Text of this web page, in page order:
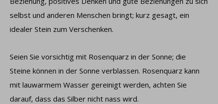
selbst und anderen Menschen bringt; kurz gesagt, ein
idealer Stein zum Verschenken.
Seien Sie vorsichtig mit Rosenquarz in der Sonne; die
Steine ​​können in der Sonne verblassen. Rosenquarz kann
mit lauwarmem Wasser gereinigt werden, achten Sie
darauf, dass das Silber nicht nass wird.